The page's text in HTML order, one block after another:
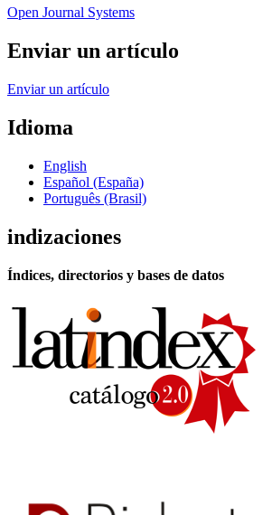
Open Journal Systems
Enviar un artículo
Enviar un artículo
Idioma
English
Español (España)
Português (Brasil)
indizaciones
Índices, directorios y bases de datos